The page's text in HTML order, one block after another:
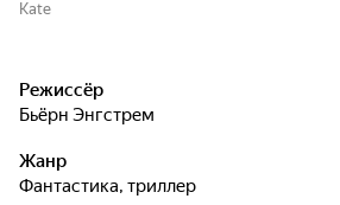
Kate
Режиссёр
Бьёрн Энгстрем
Жанр
фантастика, триллер